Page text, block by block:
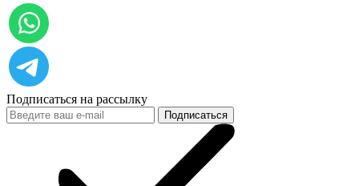
Подписаться на рассылку
Подписаться